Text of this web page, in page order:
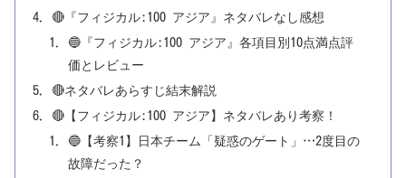
🔴『フィジカル:100 アジア』ネタバレなし感想
🔵『フィジカル:100 アジア』各項目別10点満点評
価とレビュー
🔴ネタバレあらすじ結末解説
🔴【フィジカル:100 アジア】ネタバレあり考察！
🔵【考察1】日本チーム「疑惑のゲート」…2度目の
故障だった？